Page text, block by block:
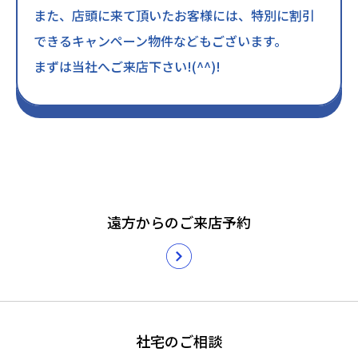
また、店頭に来て頂いたお客様には、特別に割引
できるキャンペーン物件などもございます。
まずは当社へご来店下さい!(^^)!
遠方からのご来店予約
社宅のご相談